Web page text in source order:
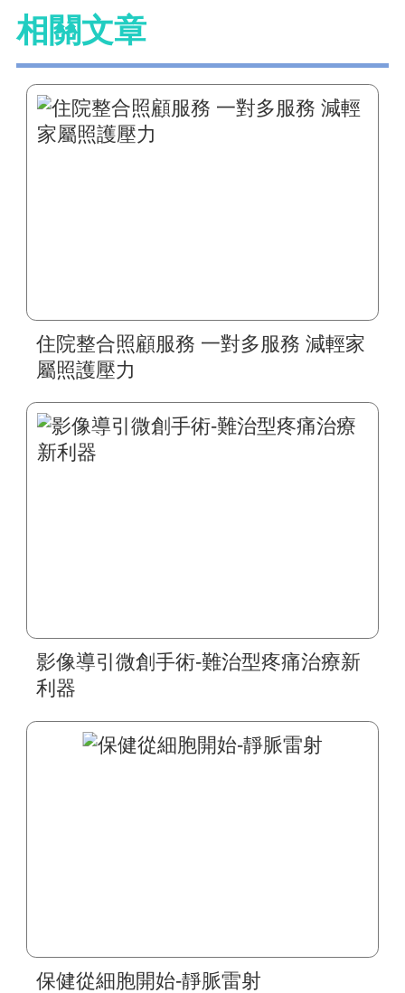
相關文章
住院整合照顧服務 一對多服務 減輕家
屬照護壓力
影像導引微創手術-難治型疼痛治療新
利器
保健從細胞開始-靜脈雷射